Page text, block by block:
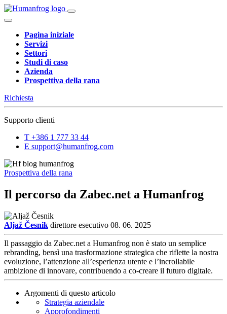
Pagina iniziale
Servizi
Settori
Studi di caso
Azienda
Prospettiva della rana
Richiesta
Supporto clienti
T +386 1 777 33 44
E support@humanfrog.com
Prospettiva della rana
Il percorso da Zabec.net a Humanfrog
Aljaž Česnik direttore esecutivo 08. 06. 2025
Il passaggio da Zabec.net a Humanfrog non è stato un semplice
rebranding, bensì una trasformazione strategica che riflette la nostra
evoluzione, l’attenzione all’esperienza utente e l’incrollabile
ambizione di innovare, contribuendo a co-creare il futuro digitale.
Argomenti di questo articolo
Strategia aziendale
Approfondimenti